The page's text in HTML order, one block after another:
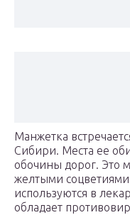
Манжетка
Сибири. Места ее
обочины дорог. Это
желтыми
используются в
обладает